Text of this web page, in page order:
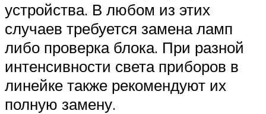
устройства. В любом из этих
случаев требуется замена ламп
либо проверка блока. При разной
интенсивности света приборов в
линейке также рекомендуют их
полную замену.